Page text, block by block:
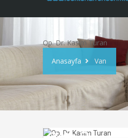
Op. Dr. Kasım Turan
Anasayfa
Van